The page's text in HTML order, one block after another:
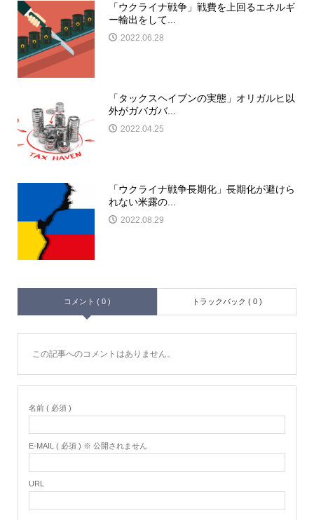
「ウクライナ戦争」戦費を上回るエネルギ
ー輸出をして...
2022.06.28
「タックスヘイブンの実態」オリガルヒ以
外がガバガバ...
2022.04.25
「ウクライナ戦争長期化」長期化が避けら
れない米露の...
2022.08.29
コメント ( 0 ) トラックバック ( 0 )
この記事へのコメントはありません。
名前 ( 必須 )
E-MAIL ( 必須 ) ※ 公開されません
URL